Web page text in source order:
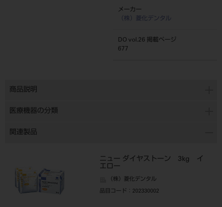
メーカー
（株）菱化デンタル
DO vol.26 掲載ページ
677
商品説明
医療機器の分類
関連製品
ニュー ダイヤストーン 3kg イ
エロー
（株）菱化デンタル
品目コード ：202330002